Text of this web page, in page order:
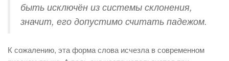
быть исключён из системы склонения,
значит, его допустимо считать падежом.
К сожалению, эта форма слова исчезла в современном